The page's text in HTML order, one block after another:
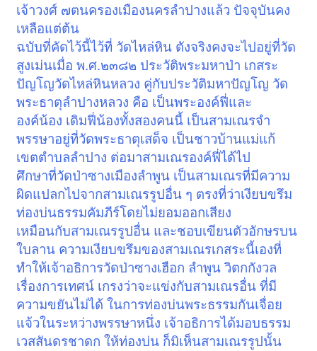
เจ้าวงศ์ ๗ตนครองเมืองนครลำปางแล้ว ปัจจุบันคง
เหลือแต่ต้น
ฉบับที่คัดไว้นี้ไว้ที่ วัดไหล่หิน ตังจริงคงจะไปอยู่ที่วัด
สูงเม่นเมื่อ พ.ศ.๒๓๘๒ ประวัติพระมหาป่า เกสระ
ปัญโญวัดไหล่หินหลวง คู่กับประวัติมหาปัญโญ วัด
พระธาตุลำปางหลวง คือ เป็นพระองค์ฟี่และ
องค์น้อง เดิมฟี่น้องทั้งสองคนนี้ เป็นสามเณรจำ
พรรษาอยู่ที่วัดพระธาตุเสด็จ เป็นชาวบ้านแม่แก้
เขตตำบลลำปาง ต่อมาสามเณรองค์ฟี่ได้ไป
ศึกษาที่วัดป่าซางเมืองลำพูน เป็นสามเณรที่มีความ
ผิดแปลกไปจากสามเณรรูปอื่น ๆ ตรงที่ว่าเงียบขรึม
ท่องบ่นธรรมคัมภีร์โดยไม่ยอมออกเสียง
เหมือนกับสามเณรรูปอื่น และชอบเขียนตัวอักษรบน
ใบลาน ความเงียบขรึมของสามเณรเกสระนี้เองที่
ทำให้เจ้าอธิการวัดป่าซางเฮือก ลำพูน วิตกกังวล
เรื่องการเทศน์ เกรงว่าจะแข่งกับสามเณรอื่น ที่มี
ความขยันไม่ได้ ในการท่องบ่นพระธรรมกันเจื่อย
แจ้วในระหว่างพรรษาหนึ่ง เจ้าอธิการได้มอบธรรม
เวสสันดรชาดก ให้ท่องบ่น ก็มิเห็นสามเณรรูปนั้น